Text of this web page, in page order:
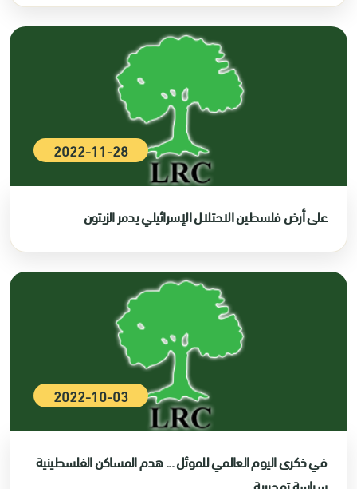
2022-11-28
على أرض فلسطين الاحتلال الإسرائيلي يدمر الزيتون
2022-10-03
في ذكرى اليوم العالمي للموئل ... هدم المساكن الفلسطينية